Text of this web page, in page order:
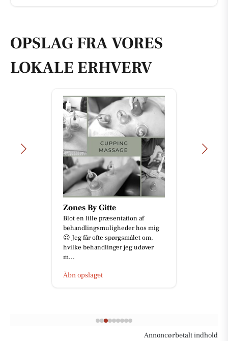
OPSLAG FRA VORES
LOKALE ERHVERV
Zones By Gitte
Blot en lille præsentation af
behandlingsmuligheder hos mig
😉 Jeg får ofte spørgsmålet om,
hvilke behandlinger jeg udøver
m...
Åbn opslaget
Annoncørbetalt indhold